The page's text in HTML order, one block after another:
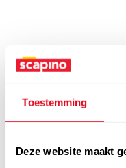
Toestemming
Deze website maakt